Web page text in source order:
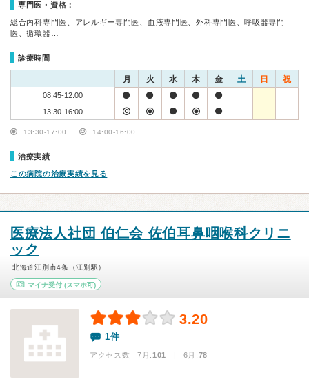
専門医・資格：
総合内科専門医、アレルギー専門医、血液専門医、外科専門医、呼吸器専門
医、循環器…
診療時間
月 火 水 木 金 土 日 祝
08:45-12:00
13:30-16:00
13:30-17:00 14:00-16:00
治療実績
この病院の治療実績を見る
医療法人社団 伯仁会 佐伯耳鼻咽喉科クリニ
ック
北海道江別市4条（江別駅）
マイナ受付 (スマホ可)
3.20
1件
アクセス数 7月:101 | 6月:78